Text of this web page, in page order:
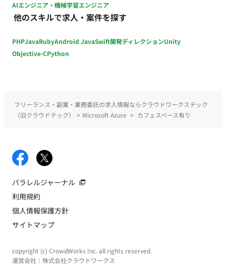
AIエンジニア・機械学習エンジニア
他のスキルで求人・案件を探す
PHPJavaRubyAndroid JavaSwift開発ディレクションUnity
Objective-CPython
フリーランス・副業・業務委託の求人情報ならクラウドワークステック
（旧クラウドテック）
> Microsoft Azure > カフェスペース有り
パラレルジャーナル
利用規約
個人情報保護方針
サイトマップ
copyright (c) CrowdWorks Inc. all rights reserved.
運営会社： 株式会社クラウドワークス